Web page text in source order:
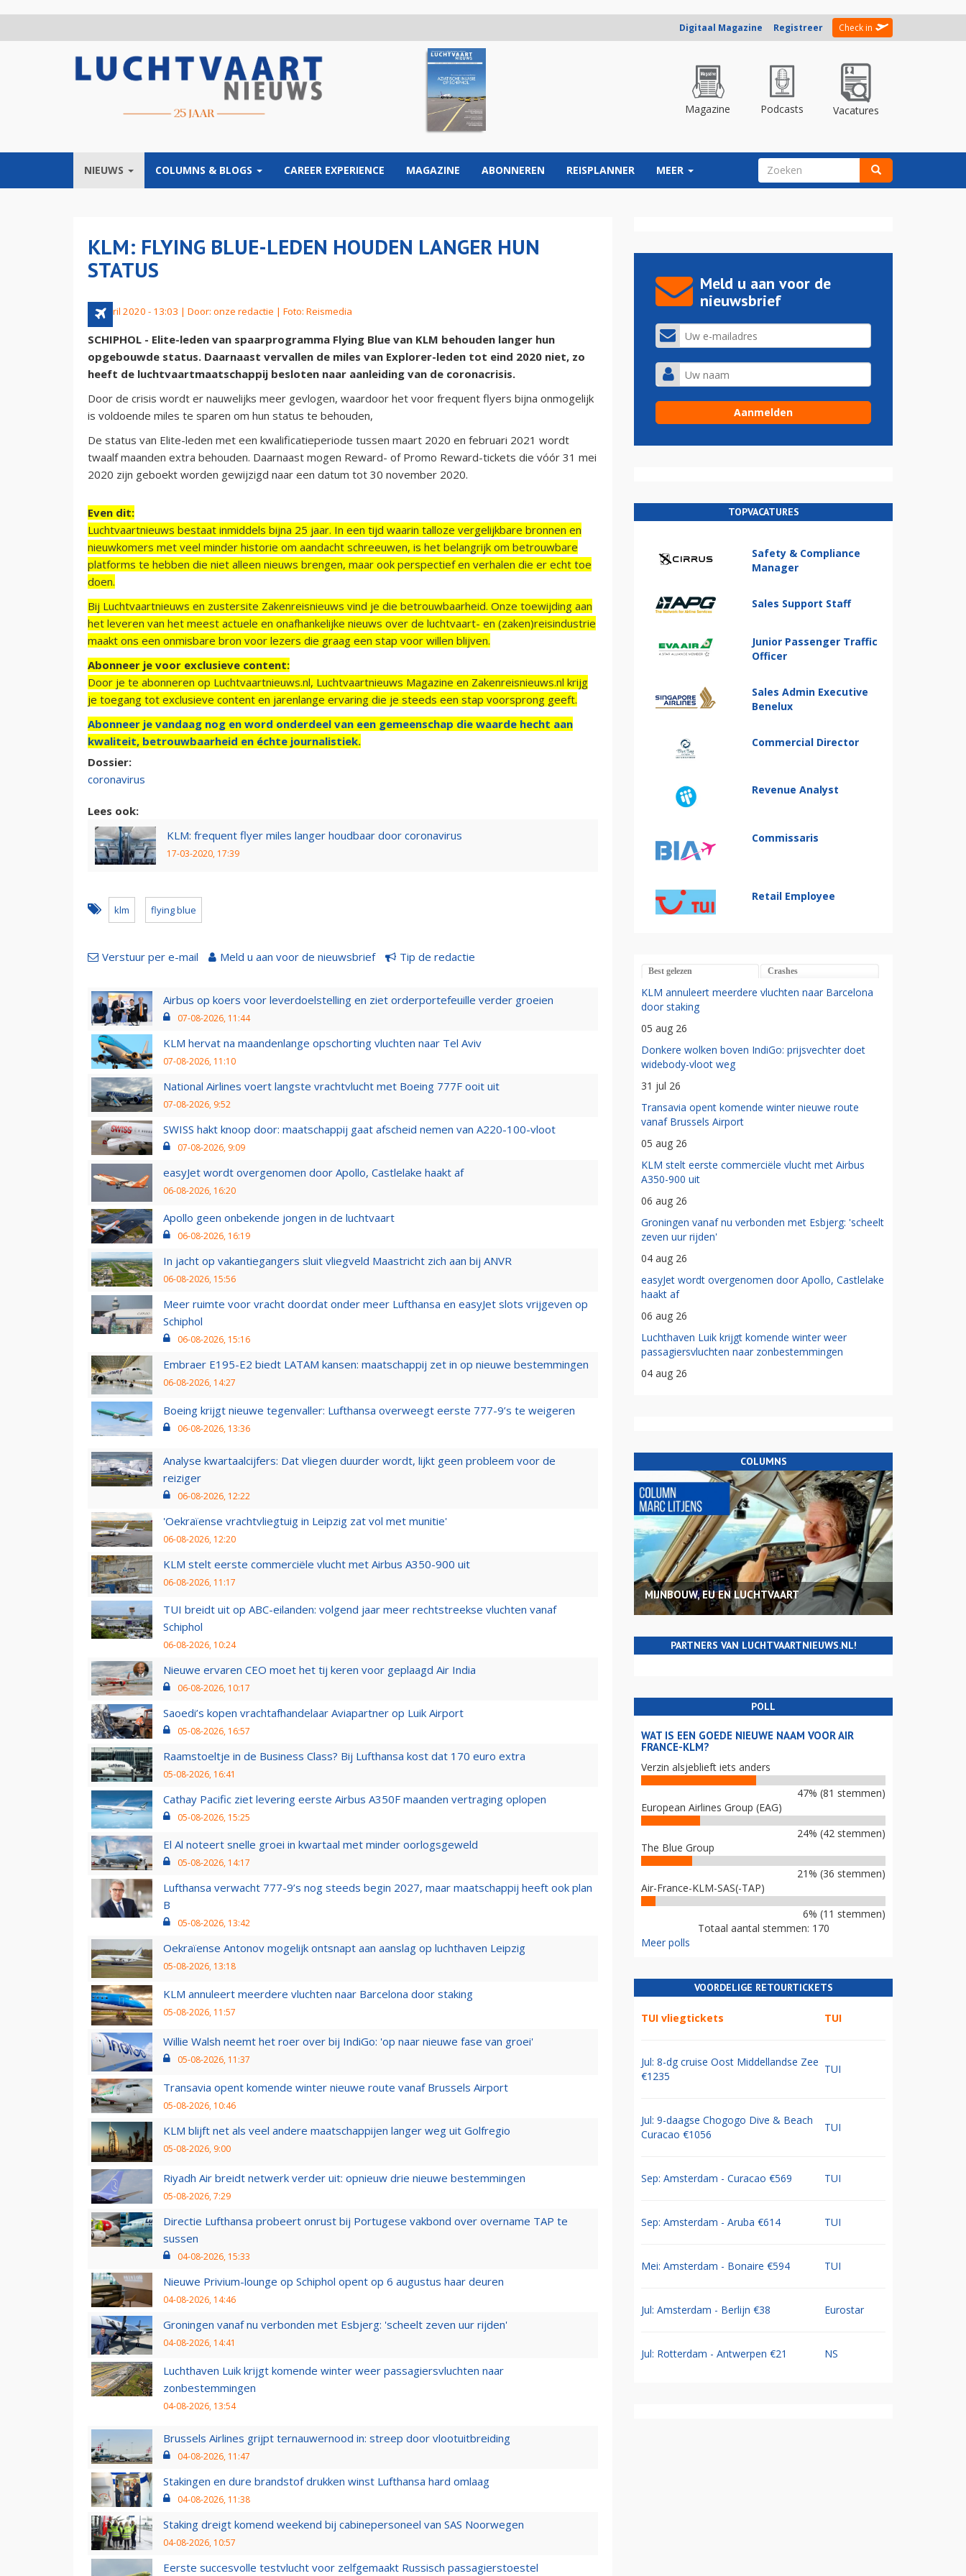
Digitaal Magazine Registreer Check in
Magazine Podcasts Vacatures
NIEUWS COLUMNS & BLOGS CAREER EXPERIENCE MAGAZINE ABONNEREN REISPLANNER MEER ZOEKVELD
KLM: FLYING BLUE-LEDEN HOUDEN LANGER HUN
STATUS
15 april 2020 - 13:03 | Door: onze redactie | Foto: Reismedia
SCHIPHOL - Elite-leden van spaarprogramma Flying Blue van KLM behouden langer hun
opgebouwde status. Daarnaast vervallen de miles van Explorer-leden tot eind 2020 niet, zo
heeft de luchtvaartmaatschappij besloten naar aanleiding van de coronacrisis.
Door de crisis wordt er nauwelijks meer gevlogen, waardoor het voor frequent flyers bijna onmogelijk
is voldoende miles te sparen om hun status te behouden,
De status van Elite-leden met een kwalificatieperiode tussen maart 2020 en februari 2021 wordt
twaalf maanden extra behouden. Daarnaast mogen Reward- of Promo Reward-tickets die vóór 31 mei
2020 zijn geboekt worden gewijzigd naar een datum tot 30 november 2020.
Even dit:
Luchtvaartnieuws bestaat inmiddels bijna 25 jaar. In een tijd waarin talloze vergelijkbare bronnen en
nieuwkomers met veel minder historie om aandacht schreeuwen, is het belangrijk om betrouwbare
platforms te hebben die niet alleen nieuws brengen, maar ook perspectief en verhalen die er echt toe
doen.
Bij Luchtvaartnieuws en zustersite Zakenreisnieuws vind je die betrouwbaarheid. Onze toewijding aan
het leveren van het meest actuele en onafhankelijke nieuws over de luchtvaart- en (zaken)reisindustrie
maakt ons een onmisbare bron voor lezers die graag een stap voor willen blijven.
Abonneer je voor exclusieve content:
Door je te abonneren op Luchtvaartnieuws.nl, Luchtvaartnieuws Magazine en Zakenreisnieuws.nl krijg
je toegang tot exclusieve content en jarenlange ervaring die je steeds een stap voorsprong geeft.
Abonneer je vandaag nog en word onderdeel van een gemeenschap die waarde hecht aan
kwaliteit, betrouwbaarheid en échte journalistiek.
Dossier:
coronavirus
Lees ook:
KLM: frequent flyer miles langer houdbaar door coronavirus
17-03-2020, 17:39
klm flying blue
Verstuur per e-mail Meld u aan voor de nieuwsbrief Tip de redactie
Airbus op koers voor leverdoelstelling en ziet orderportefeuille verder groeien
07-08-2026, 11:44
KLM hervat na maandenlange opschorting vluchten naar Tel Aviv
07-08-2026, 11:10
National Airlines voert langste vrachtvlucht met Boeing 777F ooit uit
07-08-2026, 9:52
SWISS hakt knoop door: maatschappij gaat afscheid nemen van A220-100-vloot
07-08-2026, 9:09
easyJet wordt overgenomen door Apollo, Castlelake haakt af
06-08-2026, 16:20
Apollo geen onbekende jongen in de luchtvaart
06-08-2026, 16:19
In jacht op vakantiegangers sluit vliegveld Maastricht zich aan bij ANVR
06-08-2026, 15:56
Meer ruimte voor vracht doordat onder meer Lufthansa en easyJet slots vrijgeven op
Schiphol
06-08-2026, 15:16
Embraer E195-E2 biedt LATAM kansen: maatschappij zet in op nieuwe bestemmingen
06-08-2026, 14:27
Boeing krijgt nieuwe tegenvaller: Lufthansa overweegt eerste 777-9’s te weigeren
06-08-2026, 13:36
Analyse kwartaalcijfers: Dat vliegen duurder wordt, lijkt geen probleem voor de
reiziger
06-08-2026, 12:22
'Oekraïense vrachtvliegtuig in Leipzig zat vol met munitie'
06-08-2026, 12:20
KLM stelt eerste commerciële vlucht met Airbus A350-900 uit
06-08-2026, 11:17
TUI breidt uit op ABC-eilanden: volgend jaar meer rechtstreekse vluchten vanaf
Schiphol
06-08-2026, 10:24
Nieuwe ervaren CEO moet het tij keren voor geplaagd Air India
06-08-2026, 10:17
Saoedi’s kopen vrachtafhandelaar Aviapartner op Luik Airport
05-08-2026, 16:57
Raamstoeltje in de Business Class? Bij Lufthansa kost dat 170 euro extra
05-08-2026, 16:41
Cathay Pacific ziet levering eerste Airbus A350F maanden vertraging oplopen
05-08-2026, 15:25
El Al noteert snelle groei in kwartaal met minder oorlogsgeweld
05-08-2026, 14:17
Lufthansa verwacht 777-9’s nog steeds begin 2027, maar maatschappij heeft ook plan
B
05-08-2026, 13:42
Oekraïense Antonov mogelijk ontsnapt aan aanslag op luchthaven Leipzig
05-08-2026, 13:18
KLM annuleert meerdere vluchten naar Barcelona door staking
05-08-2026, 11:57
Willie Walsh neemt het roer over bij IndiGo: 'op naar nieuwe fase van groei'
05-08-2026, 11:37
Transavia opent komende winter nieuwe route vanaf Brussels Airport
05-08-2026, 10:46
KLM blijft net als veel andere maatschappijen langer weg uit Golfregio
05-08-2026, 9:00
Riyadh Air breidt netwerk verder uit: opnieuw drie nieuwe bestemmingen
05-08-2026, 7:29
Directie Lufthansa probeert onrust bij Portugese vakbond over overname TAP te
sussen
04-08-2026, 15:33
Nieuwe Privium-lounge op Schiphol opent op 6 augustus haar deuren
04-08-2026, 14:46
Groningen vanaf nu verbonden met Esbjerg: 'scheelt zeven uur rijden'
04-08-2026, 14:41
Luchthaven Luik krijgt komende winter weer passagiersvluchten naar
zonbestemmingen
04-08-2026, 13:54
Brussels Airlines grijpt ternauwernood in: streep door vlootuitbreiding
04-08-2026, 11:47
Stakingen en dure brandstof drukken winst Lufthansa hard omlaag
04-08-2026, 11:38
Staking dreigt komend weekend bij cabinepersoneel van SAS Noorwegen
04-08-2026, 10:57
Eerste succesvolle testvlucht voor zelfgemaakt Russisch passagierstoestel
Meld u aan voor de
nieuwsbrief
TOPVACATURES
Safety & Compliance
Manager
Sales Support Staff
Junior Passenger Traffic
Officer
Sales Admin Executive
Benelux
Commercial Director
Revenue Analyst
Commissaris
Retail Employee
Best gelezen Crashes
KLM annuleert meerdere vluchten naar Barcelona
door staking
05 aug 26
Donkere wolken boven IndiGo: prijsvechter doet
widebody-vloot weg
31 jul 26
Transavia opent komende winter nieuwe route
vanaf Brussels Airport
05 aug 26
KLM stelt eerste commerciële vlucht met Airbus
A350-900 uit
06 aug 26
Groningen vanaf nu verbonden met Esbjerg: 'scheelt
zeven uur rijden'
04 aug 26
easyJet wordt overgenomen door Apollo, Castlelake
haakt af
06 aug 26
Luchthaven Luik krijgt komende winter weer
passagiersvluchten naar zonbestemmingen
04 aug 26
COLUMNS
MIJNBOUW, EU EN LUCHTVAART
PARTNERS VAN LUCHTVAARTNIEUWS.NL!
POLL
WAT IS EEN GOEDE NIEUWE NAAM VOOR AIR
FRANCE-KLM?
Verzin alsjeblieft iets anders
47% (81 stemmen)
European Airlines Group (EAG)
24% (42 stemmen)
The Blue Group
21% (36 stemmen)
Air-France-KLM-SAS(-TAP)
6% (11 stemmen)
Totaal aantal stemmen: 170
Meer polls
VOORDELIGE RETOURTICKETS
TUI vliegtickets TUI
Jul: 8-dg cruise Oost Middellandse Zee
€1235
TUI
Jul: 9-daagse Chogogo Dive & Beach
Curacao €1056
TUI
Sep: Amsterdam - Curacao €569 TUI
Sep: Amsterdam - Aruba €614 TUI
Mei: Amsterdam - Bonaire €594 TUI
Jul: Amsterdam - Berlijn €38 Eurostar
Jul: Rotterdam - Antwerpen €21 NS